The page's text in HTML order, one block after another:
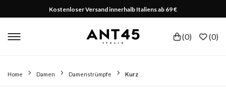
Kostenloser Versand innerhalb Italiens ab 69 €
(0) (0)
Home Damen Damenstrümpfe Kurz